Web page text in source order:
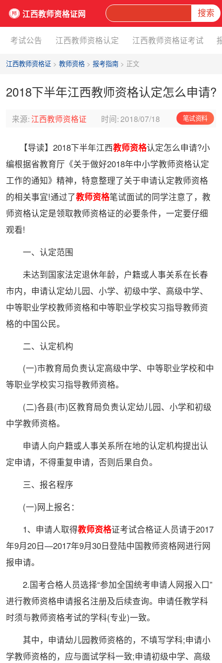
江西教师资格证网 搜索
考试公告 江西教师资格认定 江西教师资格证考试
江西教师资格证> 教师资格> 报考指南> 正文
2018下半年江西教师资格认定怎么申请?
来源: 江西教师资格证 时间:2018/07/18 笔试资料
【导读】2018下半年江西教师资格认定怎么申请?小
编根据省教育厅《关于做好2018年中小学教师资格认定
工作的通知》精神，特意整理了关于申请认定教师资格
的相关事宜!通过了教师资格笔试面试的同学注意了，教
师资格认定是领取教师资格证的必要条件，一定要仔细
观看!​
一、认定范围
未达到国家法定退休年龄，户籍或人事关系在长春
市内，申请认定幼儿园、小学、初级中学、高级中学、
中等职业学校教师资格和中等职业学校实习指导教师资
格的中国公民。
二、认定机构
(一)市教育局负责认定高级中学、中等职业学校和中
等职业学校实习指导教师资格。
(二)各县(市)区教育局负责认定幼儿园、小学和初级
中学教师资格。
申请人向户籍或人事关系所在地的认定机构提出认
定申请，不得重复申请，否则后果自负。
三、报名程序
(一)网上报名：
1、申请人取得教师资格证考试合格证人员请于2017
年9月20日—2017年9月30日登陆中国教师资格网进行网
报申请。
2.国考合格人员选择“参加全国统考申请人网报入口”
进行教师资格申请报名注册及后续查询。申请任教学科
时须与教师资格考试的学科(专业)一致。
其中，申请幼儿园教师资格的，不填写学科;申请小
学教师资格的，应与面试学科一致;申请初级中学、高级